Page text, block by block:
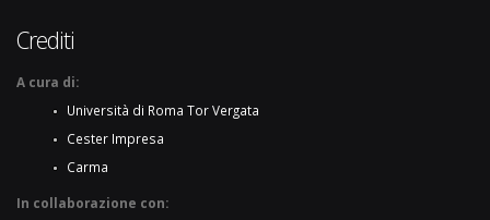
Crediti
A cura di:
Università di Roma Tor Vergata
Cester Impresa
Carma
In collaborazione con: